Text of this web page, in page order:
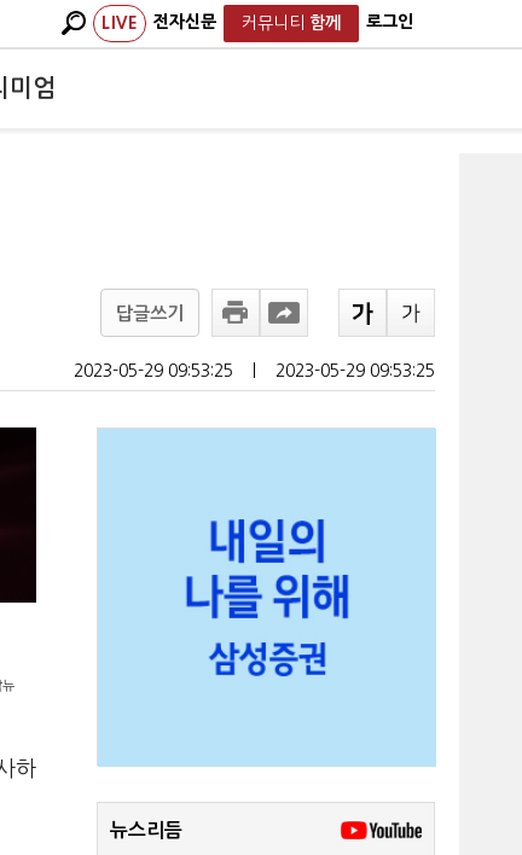
LIVE 전자신문 커뮤니티 함께 로그인
미엄
답글쓰기
2023-05-29 09:53:25 2023-05-29 09:53:25
뉴
하
뉴스리듬